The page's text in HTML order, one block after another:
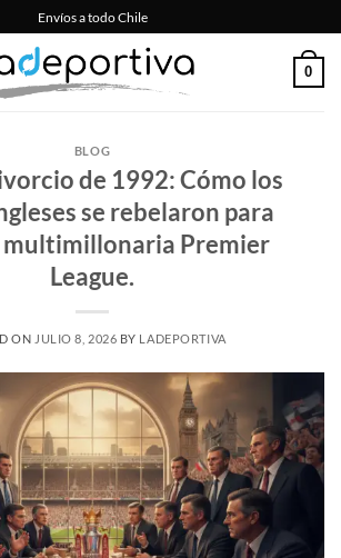
Envíos a todo Chile
0
BLOG
de 1992: Cómo los
se rebelaron para
multimillonaria Premier
League.
ON JULIO 8, 2026 BY LADEPORTIVA